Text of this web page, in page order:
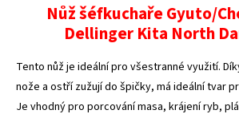
Nůž šéfkuchaře Gyuto/
Dellinger Kita North
Tento nůž je ideální pro všestranné využití.
nože a ostří zužují do špičky, má ideální tvar
Je vhodný pro porcování masa, krájení ryb,